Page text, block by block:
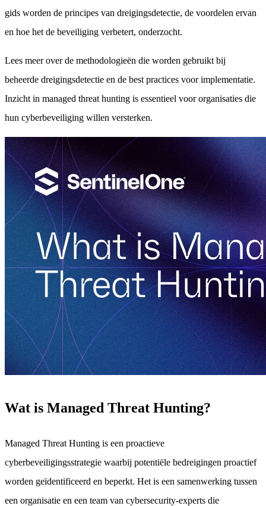
gids worden de principes van dreigingsdetectie, de voordelen ervan
en hoe het de beveiliging verbetert, onderzocht.
Lees meer over de methodologieën die worden gebruikt bij
beheerde dreigingsdetectie en de best practices voor implementatie.
Inzicht in managed threat hunting is essentieel voor organisaties die
hun cyberbeveiliging willen versterken.
Wat is Managed Threat Hunting?
Managed Threat Hunting is een proactieve
cyberbeveiligingsstrategie waarbij potentiële bedreigingen proactief
worden geïdentificeerd en beperkt. Het is een samenwerking tussen
een organisatie en een team van cybersecurity-experts die